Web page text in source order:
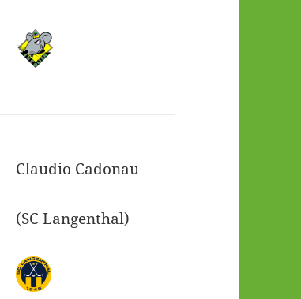
Claudio Cadonau
(SC Langenthal)